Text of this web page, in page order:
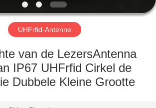
UHFrfid-Antenne
van de LezersAntenna
IP67 UHFrfid Cirkel de
Dubbele Kleine Grootte